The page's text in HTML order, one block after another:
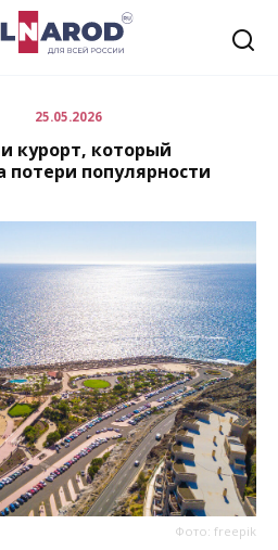
25.05.2026
курорт, который
потери популярности
Фото: freepik